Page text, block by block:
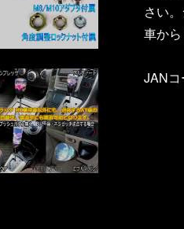
さい
車か
JAN